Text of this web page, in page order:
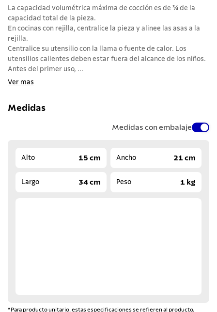
La capacidad volumétrica máxima de cocción es de ¾ de la
capacidad total de la pieza.
En cocinas con rejilla, centralice la pieza y alinee las asas a la
rejilla.
Centralice su utensilio con la llama o fuente de calor. Los
utensilios calientes deben estar fuera del alcance de los niños.
Antes del primer uso, ...
Ver mas
Medidas
Medidas con embalaje
Alto 15 cm Ancho 21 cm
Largo 34 cm Peso 1 kg
*Para producto unitario, estas especificaciones se refieren al producto.